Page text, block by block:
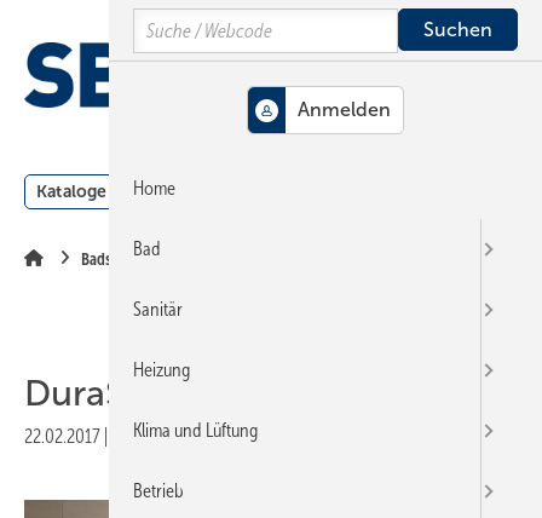
Hauptinhalt
Hauptmenü
SiteSearch
Kataloge Meldungen
Badserien
DuraStyle
22.02.2017 Veröffentlicht inAusgabe 05-2017
Search
Home
Bad
Sanitär
Heizung
Klima und Lüftung
Betrieb